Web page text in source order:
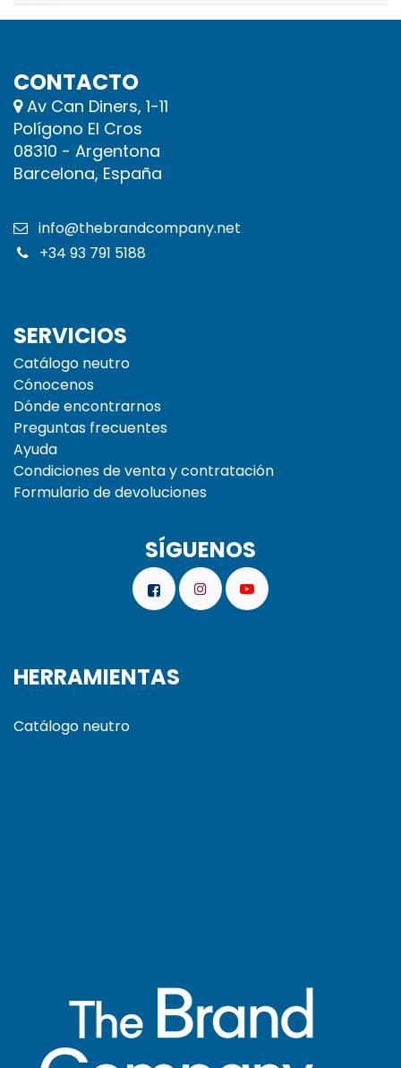
CONTACTO
Av Can Diners, 1-11
Polígono El Cros
08310 - Argentona
Barcelona, España
info@thebrandcompany.net
+34 93 791 5188
SERVICIOS
Catálogo neutro
Cónocenos
Dónde encontrarnos
Preguntas frecuentes
Ayuda
Condiciones de venta y contratación
Formulario de devoluciones
SÍGUENOS
HERRAMIENTAS
Catálogo neutro